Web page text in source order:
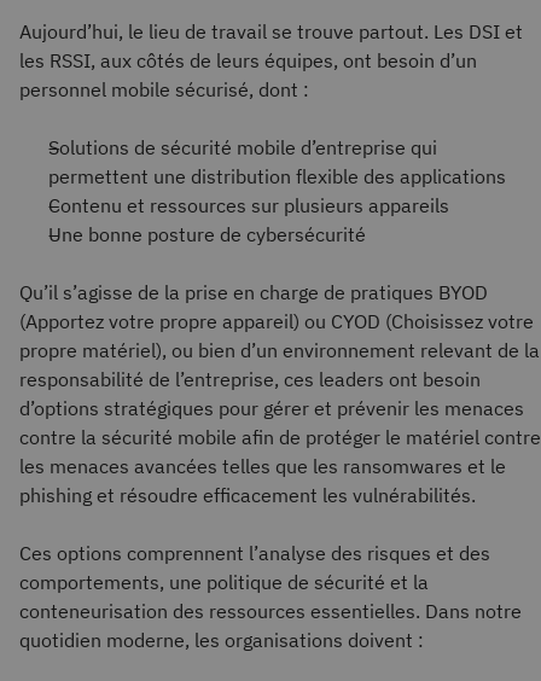
Aujourd’hui, le lieu de travail se trouve partout. Les DSI et
les RSSI, aux côtés de leurs équipes, ont besoin d’un
personnel mobile sécurisé, dont :
Solutions de sécurité mobile d’entreprise qui
permettent une distribution flexible des applications
Contenu et ressources sur plusieurs appareils
Une bonne posture de cybersécurité
Qu’il s’agisse de la prise en charge de pratiques BYOD
(Apportez votre propre appareil) ou CYOD (Choisissez votre
propre matériel), ou bien d’un environnement relevant de la
responsabilité de l’entreprise, ces leaders ont besoin
d’options stratégiques pour gérer et prévenir les menaces
contre la sécurité mobile afin de protéger le matériel contre
les menaces avancées telles que les ransomwares et le
phishing et résoudre efficacement les vulnérabilités.
Ces options comprennent l’analyse des risques et des
comportements, une politique de sécurité et la
conteneurisation des ressources essentielles. Dans notre
quotidien moderne, les organisations doivent :